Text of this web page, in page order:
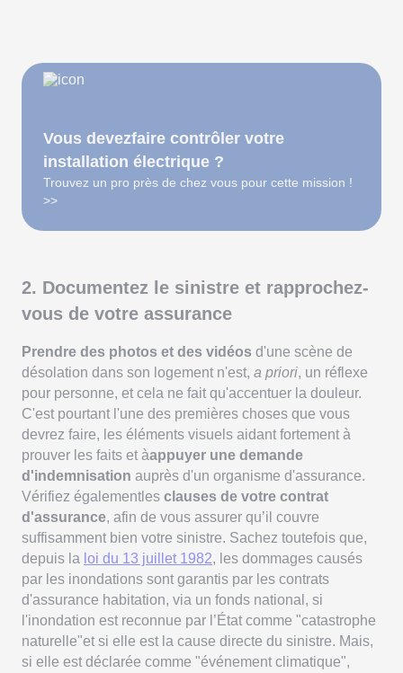
Vous devezfaire contrôler votre
installation électrique ?
Trouvez un pro près de chez vous pour cette mission !
>>
2. Documentez le sinistre et rapprochez-
vous de votre assurance
Prendre des photos et des vidéos d'une scène de
désolation dans son logement n'est, a priori, un réflexe
pour personne, et cela ne fait qu'accentuer la douleur.
C'est pourtant l'une des premières choses que vous
devrez faire, les éléments visuels aidant fortement à
prouver les faits et àappuyer une demande
d'indemnisation auprès d'un organisme d'assurance.
Vérifiez égalementles clauses de votre contrat
d'assurance, afin de vous assurer qu’il couvre
suffisamment bien votre sinistre. Sachez toutefois que,
depuis la loi du 13 juillet 1982, les dommages causés
par les inondations sont garantis par les contrats
d'assurance habitation, via un fonds national, si
l'inondation est reconnue par l’État comme "catastrophe
naturelle"et si elle est la cause directe du sinistre. Mais,
si elle est déclarée comme "événement climatique",